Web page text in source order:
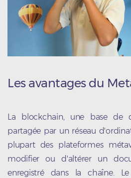
Les avantages du
La blockchain, une base de
partagée par un réseau
plupart des plateformes
modifier ou d'altérer un
enregistré dans la chaîne.